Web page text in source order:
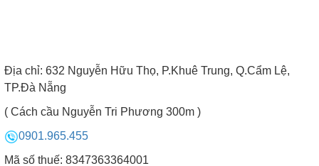
Địa chỉ: 632 Nguyễn Hữu Thọ, P.Khuê Trung, Q.Cẩm Lệ,
TP.Đà Nẵng
( Cách cầu Nguyễn Tri Phương 300m )
0901.965.455
Mã số thuế: 8347363364001